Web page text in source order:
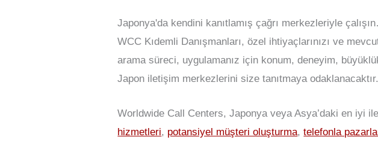
Japonya'da kendini kanıtlamış çağrı merkezleriyle
WCC Kıdemli Danışmanları, özel ihtiyaçlarınızı ve
arama süreci, uygulamanız için konum, deneyim,
Japon iletişim merkezlerini size tanıtmaya odaklanacaktır.
Worldwide Call Centers, Japonya veya Asya’daki en iyi
hizmetleri, potansiyel müşteri oluşturma,telefonla